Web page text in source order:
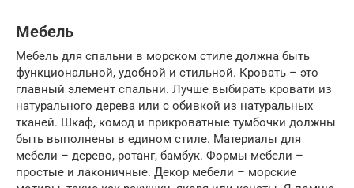
Мебель
Мебель для спальни в морском стиле должна быть
функциональной, удобной и стильной. Кровать – это
главный элемент спальни. Лучше выбирать кровати из
натурального дерева или с обивкой из натуральных
тканей. Шкаф, комод и прикроватные тумбочки должны
быть выполнены в едином стиле. Материалы для
мебели – дерево, ротанг, бамбук. Формы мебели –
простые и лаконичные. Декор мебели – морские